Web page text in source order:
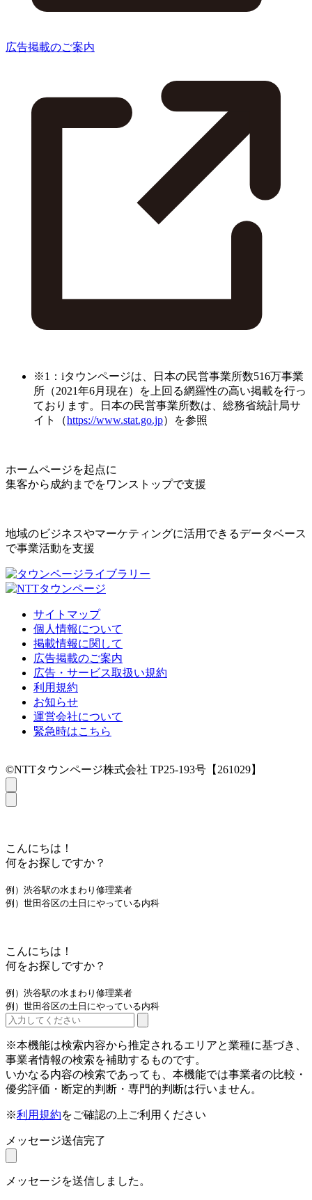
広告掲載のご案内
※1：iタウンページは、日本の民営事業所数516万事業
所（2021年6月現在）を上回る網羅性の高い掲載を行っ
ております。日本の民営事業所数は、総務省統計局サ
イト（https://www.stat.go.jp）を参照
ホームページを起点に
集客から成約までをワンストップで支援
地域のビジネスやマーケティングに活用できるデータベース
で事業活動を支援
サイトマップ
個人情報について
掲載情報に関して
広告掲載のご案内
広告・サービス取扱い規約
利用規約
お知らせ
運営会社について
緊急時はこちら
©NTTタウンページ株式会社 TP25-193号【261029】
こんにちは！
何をお探しですか？
例）渋谷駅の水まわり修理業者
例）世田谷区の土日にやっている内科
こんにちは！
何をお探しですか？
例）渋谷駅の水まわり修理業者
例）世田谷区の土日にやっている内科
※本機能は検索内容から推定されるエリアと業種に基づき、
事業者情報の検索を補助するものです。
いかなる内容の検索であっても、本機能では事業者の比較・
優劣評価・断定的判断・専門的判断は行いません。
※利用規約をご確認の上ご利用ください
メッセージ送信完了
メッセージを送信しました。